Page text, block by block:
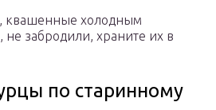
квашенные холодным
не забродили, храните их в
по старинному